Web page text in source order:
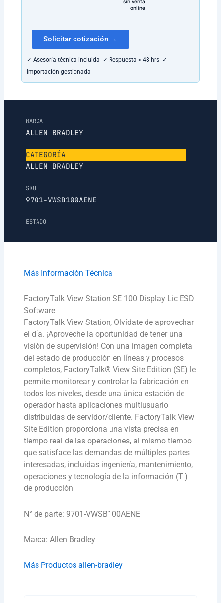
online
Solicitar cotización →
✓ Asesoría técnica incluida ✓ Respuesta < 48 hrs ✓
Importación gestionada
MARCA
ALLEN BRADLEY
CATEGORÍA
ALLEN BRADLEY
SKU
9701-VWSB100AENE
ESTADO
Más Información Técnica
FactoryTalk View Station SE 100 Display Lic ESD
Software
FactoryTalk View Station, Olvídate de aprovechar
el día. ¡Aproveche la oportunidad de tener una
visión de supervisión! Con una imagen completa
del estado de producción en líneas y procesos
completos, FactoryTalk® View Site Edition (SE) le
permite monitorear y controlar la fabricación en
todos los niveles, desde una única estación de
operador hasta aplicaciones multiusuario
distribuidas de servidor/cliente. FactoryTalk View
Site Edition proporciona una vista precisa en
tiempo real de las operaciones, al mismo tiempo
que satisface las demandas de múltiples partes
interesadas, incluidas ingeniería, mantenimiento,
operaciones y tecnología de la información (TI)
de producción.
N° de parte: 9701-VWSB100AENE
Marca: Allen Bradley
Más Productos allen-bradley